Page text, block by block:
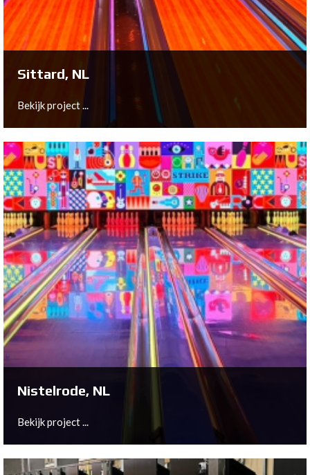
Bekijk project ...
Sittard, NL
Bekijk project ...
Sittard, NL
Bekijk project ...
Nistelrode, NL
Bekijk project ...